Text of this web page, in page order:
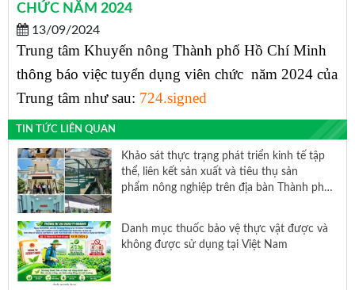
CHỨC NĂM 2024
13/09/2024
Trung tâm Khuyến nông Thành phố Hồ Chí Minh
thông báo việc tuyển dụng viên chức năm 2024 của
Trung tâm như sau: 724.signed
TIN TỨC LIÊN QUAN
Khảo sát thực trạng phát triển kinh tế tập
thể, liên kết sản xuất và tiêu thụ sản
phẩm nông nghiệp trên địa bàn Thành phố
Danh mục thuốc bảo vệ thực vật được và
không được sử dụng tại Việt Nam